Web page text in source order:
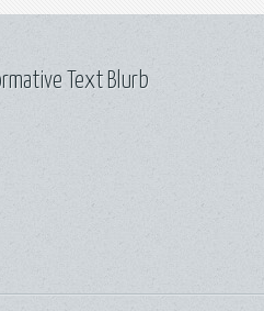
Text Blurb